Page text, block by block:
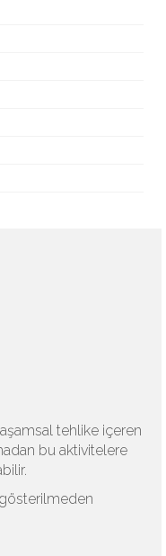
tehlike içeren
bu aktivitelere